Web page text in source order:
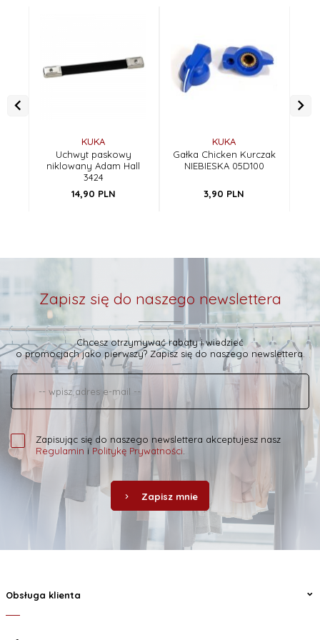
KUKA
Uchwyt paskowy
niklowany Adam Hall
3424
14,90 PLN
KUKA
Gałka Chicken Kurczak
NIEBIESKA 05D100
3,90 PLN
Zapisz się do naszego newslettera
Chcesz otrzymywać rabaty i wiedzieć
o promocjach jako pierwszy? Zapisz się do naszego newslettera.
Zapisując się do naszego newslettera akceptujesz nasz
Regulamin i Politykę Prywatności.
Zapisz mnie
Obsługa klienta